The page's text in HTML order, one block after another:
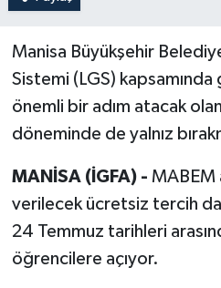
Manisa Büyükşehir
Sistemi (LGS)
önemli bir adım atacak
döneminde de yalnız
MANİSA (İGFA) - MABEM
verilecek ücretsiz tercih
24 Temmuz tarihleri
öğrencilere açıyor.